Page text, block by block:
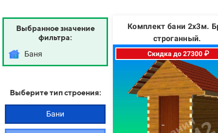
Выбранное значение
фильтра:
Баня
Выберите тип строения:
Бани
Комплект бани 2х3м.
строганный.
Скидка до 27300 ₽